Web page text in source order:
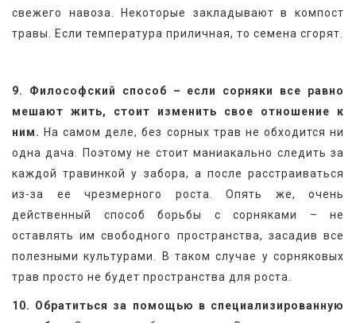
свежего навоза. Некоторые закладывают в компост
травы. Если температура приличная, то семена сгорят.
9. Философский способ – если сорняки все равно
мешают жить, стоит изменить свое отношение к
ним. На самом деле, без сорных трав не обходится ни
одна дача. Поэтому не стоит маниакально следить за
каждой травинкой у забора, а после расстраиваться
из-за ее чрезмерного роста. Опять же, очень
действенный способ борьбы с сорняками – не
оставлять им свободного пространства, засадив все
полезными культурами. В таком случае у сорняковых
трав просто не будет пространства для роста.
10. Обратиться за помощью в специализированную